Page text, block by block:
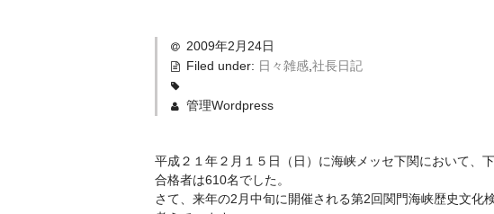
2009年2月24日
Filed under: 日々雑感, 社長日記
管理Wordpress
平成２１年２月１５日（日）に海峡メッセ下関において、
合格者は610名でした。
さて、来年の2月中旬に開催される第2回関門海峡歴史文化